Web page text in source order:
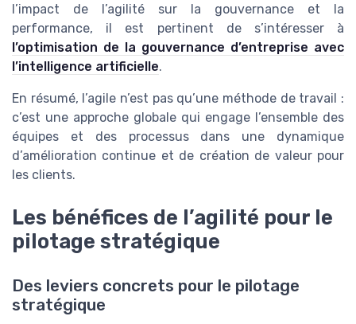
l’impact de l’agilité sur la gouvernance et la
performance, il est pertinent de s’intéresser à
l’optimisation de la gouvernance d’entreprise avec
l’intelligence artificielle.
En résumé, l’agile n’est pas qu’une méthode de travail :
c’est une approche globale qui engage l’ensemble des
équipes et des processus dans une dynamique
d’amélioration continue et de création de valeur pour
les clients.
Les bénéfices de l’agilité pour le
pilotage stratégique
Des leviers concrets pour le pilotage
stratégique